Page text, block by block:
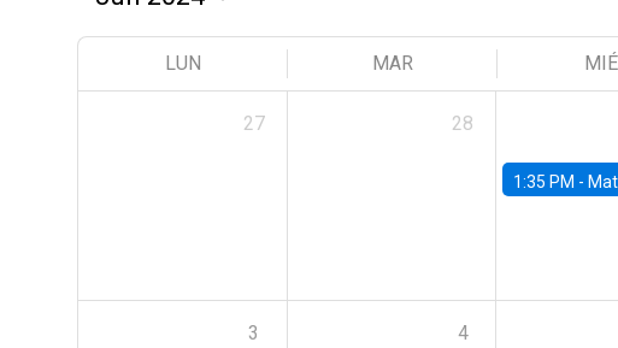
LUN MAR MIÉ
27 28
1:35 PM - Mateo Uribe-
3 4